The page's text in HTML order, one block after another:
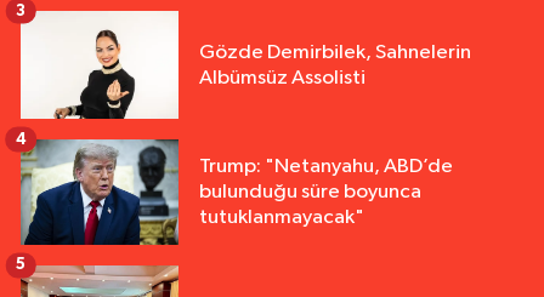
Gözde Demirbilek, Sahnelerin
Albümsüz Assolisti
3
Trump: "Netanyahu, ABD’de
bulunduğu süre boyunca
tutuklanmayacak"
4
5